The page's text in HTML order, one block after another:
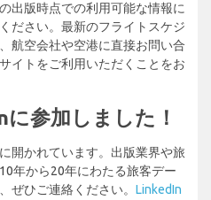
出版時点での利用可能な情報に
ださい。最新のフライトスケジ
航空会社や空港に直接お問い合
イトをご利用いただくことをお
参加しました！
開かれています。出版業界や旅
年から20年にわたる旅客デー
ぜひご連絡ください。 LinkedIn